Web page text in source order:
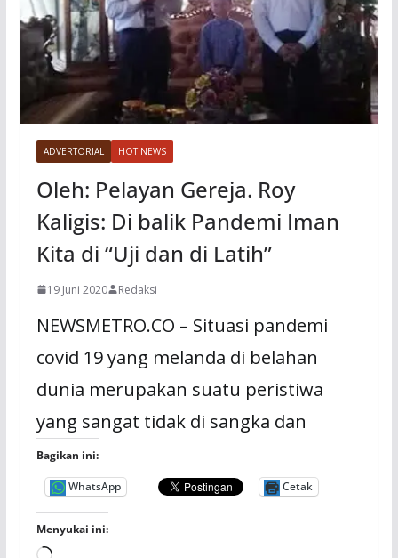
ADVERTORIAL HOT NEWS
Oleh: Pelayan Gereja. Roy
Kaligis: Di balik Pandemi Iman
Kita di “Uji dan di Latih”
19 Juni 2020 Redaksi
NEWSMETRO.CO – Situasi pandemi
covid 19 yang melanda di belahan
dunia merupakan suatu peristiwa
yang sangat tidak di sangka dan
Bagikan ini:
WhatsApp Cetak
Menyukai ini: